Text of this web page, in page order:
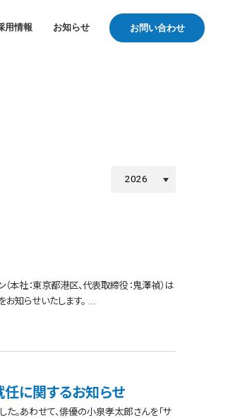
用情報 お知らせ お問い合わせ
本社：東京都港区、代表取締役：鬼澤禎）は
知らせいたします。 ...
に関するお知らせ
。あわせて、俳優の小泉孝太郎さんを「サ